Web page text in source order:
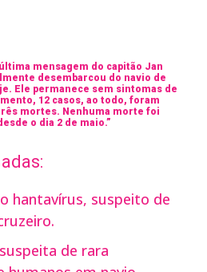
mensagem do capitão Jan
desembarcou do navio de
Ele permanece sem sintomas de
12 casos, ao todo, foram
mortes. Nenhuma morte foi
o dia 2 de maio.”
hantavírus, suspeito de
de rara